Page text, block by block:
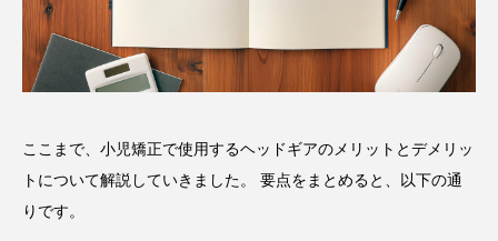
ここまで、小児矯正で使用するヘッドギアのメリットとデメリッ
トについて解説していきました。 要点をまとめると、以下の通
りです。